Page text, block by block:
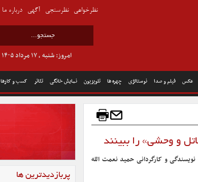
عکس فیلم و صدا نوستالژی چهره ها تلویزیون نمایش خانگی تئاتر کسب و کارها
امروز: شنبه , ۱۷ مرداد ۱۴۰۵
نظرخواهی نظرسنجی آگهی درباره ما
و وحشی» را ببینند
و کارگردانی حمید نعمت الله
پربازدیدترین ها